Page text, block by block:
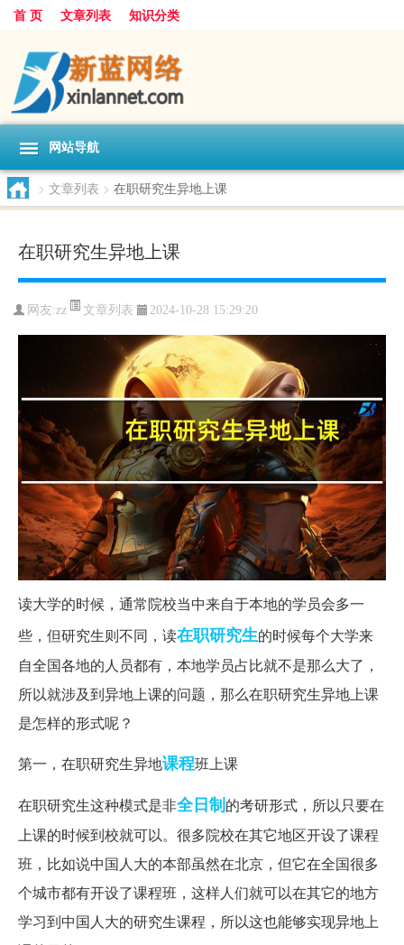
首 页 文章列表 知识分类
网站导航
> 文章列表 > 在职研究生异地上课
在职研究生异地上课
网友:zz 文章列表 2024-10-28 15:29:20
读大学的时候，通常院校当中来自于本地的学员会多一
些，但研究生则不同，读在职研究生的时候每个大学来
自全国各地的人员都有，本地学员占比就不是那么大了，
所以就涉及到异地上课的问题，那么在职研究生异地上课
是怎样的形式呢？
第一，在职研究生异地课程班上课
在职研究生这种模式是非全日制的考研形式，所以只要在
上课的时候到校就可以。很多院校在其它地区开设了课程
班，比如说中国人大的本部虽然在北京，但它在全国很多
个城市都有开设了课程班，这样人们就可以在其它的地方
学习到中国人大的研究生课程，所以这也能够实现异地上